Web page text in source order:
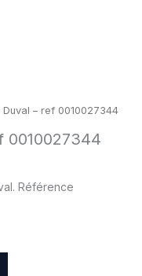
Duval – ref 0010027344
0010027344
Référence